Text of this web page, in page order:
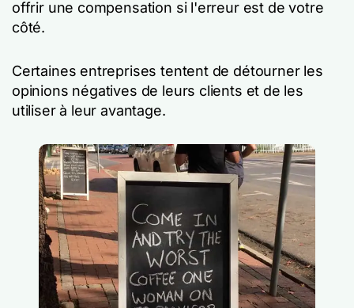
offrir une compensation si l'erreur est de votre
côté.
Certaines entreprises tentent de détourner les
opinions négatives de leurs clients et de les
utiliser à leur avantage.